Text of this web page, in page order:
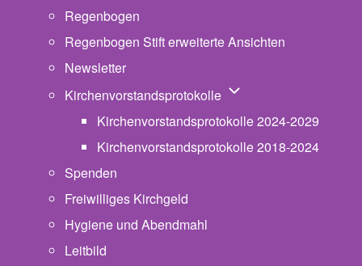
Regenbogen
Regenbogen Stift erweiterte Ansichten
Newsletter
Kirchenvorstandsprotokolle Unternavigation von
Kirchenvorstandsprotokolle 2024-2029
Kirchenvorstandsprotokolle 2018-2024
Spenden
Freiwilliges Kirchgeld
Hygiene und Abendmahl
Leitbild